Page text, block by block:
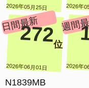
2026年05月25日 2026年
日間最新
272位
2026年06月01日
週間
2026年
N1839MB